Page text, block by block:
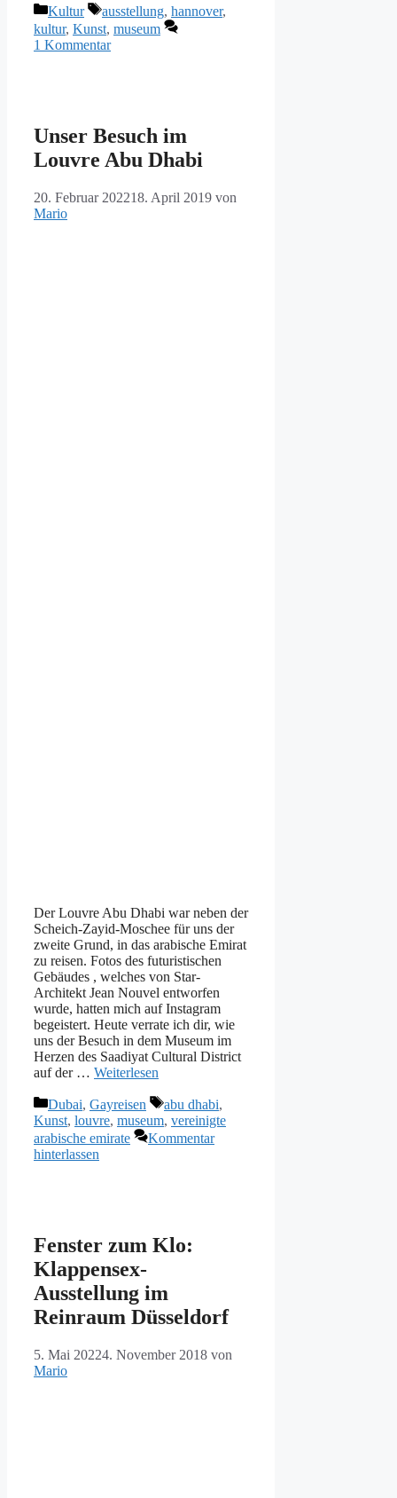
Kategorien
Kultur Schlagwörter
ausstellung, hannover,
kultur, Kunst, museum
1 Kommentar
Unser Besuch im
Louvre Abu Dhabi
20. Februar 202218. April 2019 von
Mario
Der Louvre Abu Dhabi war neben der
Scheich-Zayid-Moschee für uns der
zweite Grund, in das arabische Emirat
zu reisen. Fotos des futuristischen
Gebäudes , welches von Star-
Architekt Jean Nouvel entworfen
wurde, hatten mich auf Instagram
begeistert. Heute verrate ich dir, wie
uns der Besuch in dem Museum im
Herzen des Saadiyat Cultural District
auf der … Weiterlesen
Kategorien
Dubai, Gayreisen Schlagwörter
abu dhabi,
Kunst, louvre, museum, vereinigte
arabische emirate
Kommentar
hinterlassen
Fenster zum Klo:
Klappensex-
Ausstellung im
Reinraum Düsseldorf
5. Mai 20224. November 2018 von
Mario